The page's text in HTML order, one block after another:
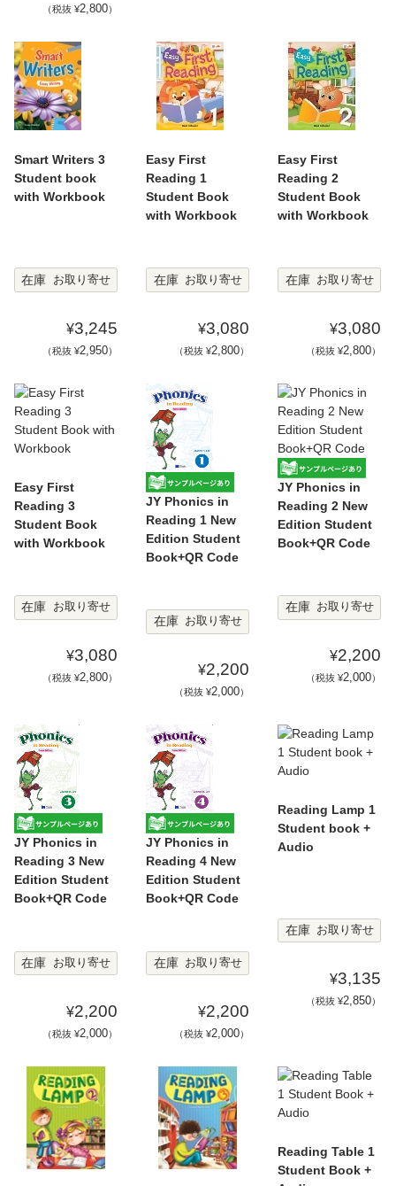
（税抜 ¥2,800）
Smart Writers 3
Student book
with Workbook
在庫 お取り寄せ
¥3,245
（税抜 ¥2,950）
Easy First
Reading 1
Student Book
with Workbook
在庫 お取り寄せ
¥3,080
（税抜 ¥2,800）
Easy First
Reading 2
Student Book
with Workbook
在庫 お取り寄せ
¥3,080
（税抜 ¥2,800）
Easy First
Reading 3
Student Book
with Workbook
在庫 お取り寄せ
¥3,080
（税抜 ¥2,800）
JY Phonics in
Reading 1 New
Edition Student
Book+QR Code
在庫 お取り寄せ
¥2,200
（税抜 ¥2,000）
JY Phonics in
Reading 2 New
Edition Student
Book+QR Code
在庫 お取り寄せ
¥2,200
（税抜 ¥2,000）
JY Phonics in
Reading 3 New
Edition Student
Book+QR Code
在庫 お取り寄せ
¥2,200
（税抜 ¥2,000）
JY Phonics in
Reading 4 New
Edition Student
Book+QR Code
在庫 お取り寄せ
¥2,200
（税抜 ¥2,000）
Reading Lamp 1
Student book +
Audio
在庫 お取り寄せ
¥3,135
（税抜 ¥2,850）
Reading Table 1
Student Book +